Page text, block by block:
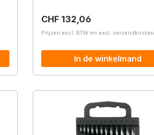
Normale prijs:
CHF 132,06
Prijzen excl. BTW en excl. verzendkosten
In de winkelmand